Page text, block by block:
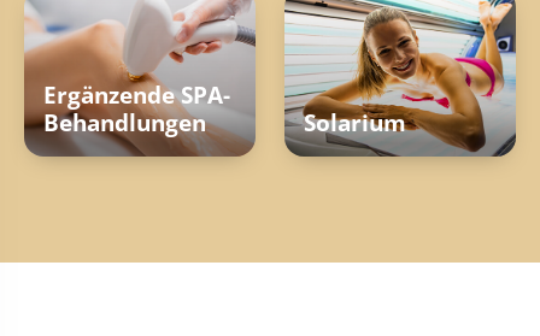
Ergänzende SPA-
Behandlungen
Solarium